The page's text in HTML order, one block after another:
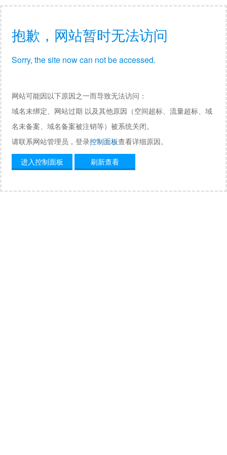
抱歉，网站暂时无法访问
Sorry, the site now can not be accessed.
网站可能因以下原因之一而导致无法访问：
域名未绑定、网站过期 以及其他原因（空间超标、流量超标、域
名未备案、域名备案被注销等）被系统关闭。
请联系网站管理员，登录控制面板查看详细原因。
进入控制面板
刷新查看